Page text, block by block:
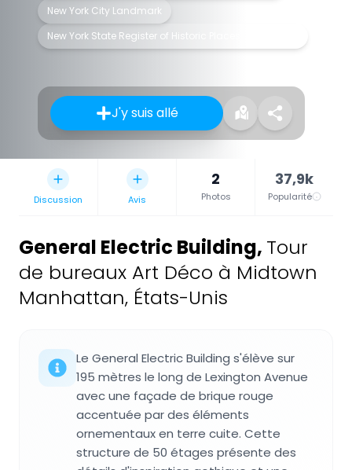
New York City Landmark
New York State Register of Historic Places listed place
J'y suis allé
Discussion Avis
2
Photos
37,9k
Popularité
General Electric Building, Tour
de bureaux Art Déco à Midtown
Manhattan, États-Unis
Le General Electric Building s'élève sur
195 mètres le long de Lexington Avenue
avec une façade de brique rouge
accentuée par des éléments
ornementaux en terre cuite. Cette
structure de 50 étages présente des